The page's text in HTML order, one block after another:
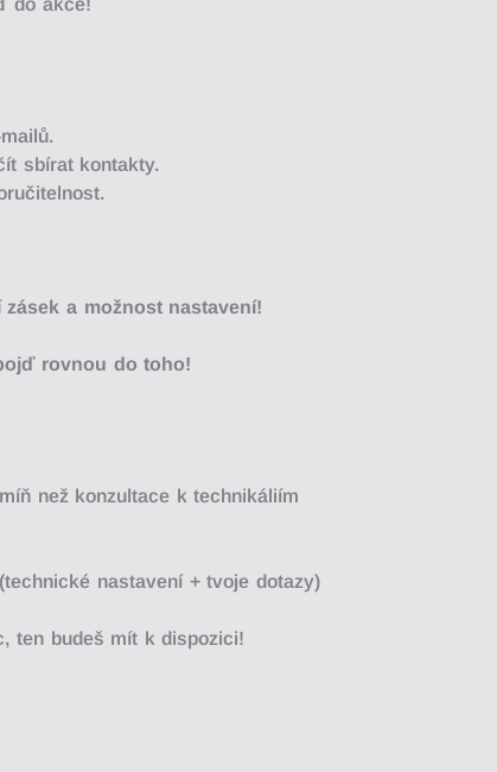
do akce!
sbírat kontakty.
a možnost nastavení!
rovnou do toho!
než konzultace k technikáliím
nastavení + tvoje dotazy)
ten budeš mít k dispozici!